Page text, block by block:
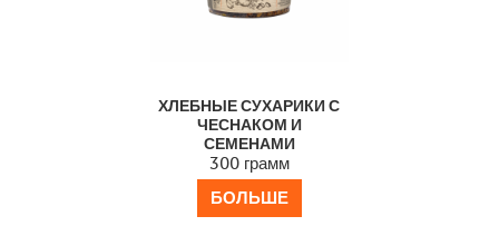
ХЛЕБНЫЕ СУХАРИКИ С
ЧЕСНАКОМ И
СЕМЕНАМИ
300 грамм
БОЛЬШЕ